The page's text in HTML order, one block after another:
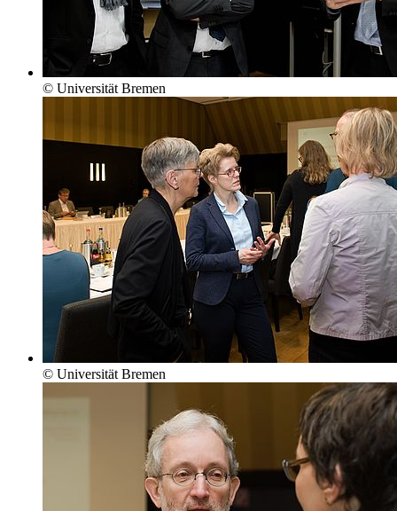
© Universität Bremen
© Universität Bremen